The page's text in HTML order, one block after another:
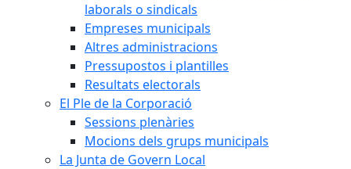
laborals o sindicals
Empreses municipals
Altres administracions
Pressupostos i plantilles
Resultats electorals
El Ple de la Corporació
Sessions plenàries
Mocions dels grups municipals
La Junta de Govern Local